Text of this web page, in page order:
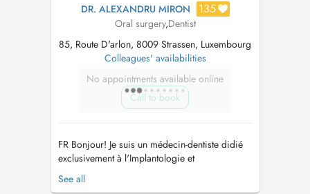
DR. ALEXANDRU MIRON 135
Oral surgery,Dentist
85, Route D'arlon, 8009 Strassen, Luxembourg
Colleagues' availabilities
No appointments available online
Call to book
FR Bonjour! Je suis un médecin-dentiste didié
exclusivement à l'Implantologie et
Parodontologie complexes et Réhabilitation
Orale Esthétique. Dans le but de fournir un
See all